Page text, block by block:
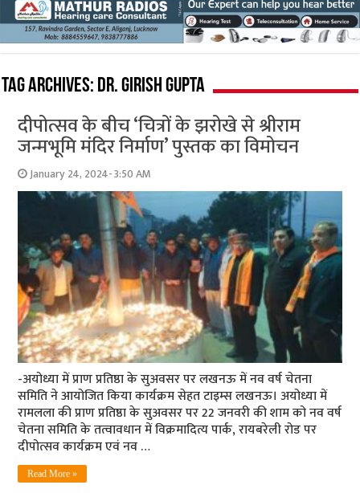
Tag Archives: Dr. Girish Gupta
दीपोत्सव के बीच ‘चि​त्रों के झरोखे से श्रीराम
जन्मभूमि मंदिर निर्माण’ पुस्तक का विमोचन
January 24, 2024- 3:50 AM
-अयोध्या में प्राण प्रतिष्ठा के सुअवसर पर लखनऊ में नव वर्ष चेतना
समिति ने आयोजित किया कार्यक्रम सेहत टाइम्स लखनऊ। अयोध्या में
रामलला की प्राण प्रतिष्ठा के सुअवसर पर 22 जनवरी की शाम को नव वर्ष
चेतना समिति के तत्वावधान में विक्रमादित्य पार्क, रायबरेली रोड पर
दीपोत्सव कार्यक्रम एवं नव …
Read More »